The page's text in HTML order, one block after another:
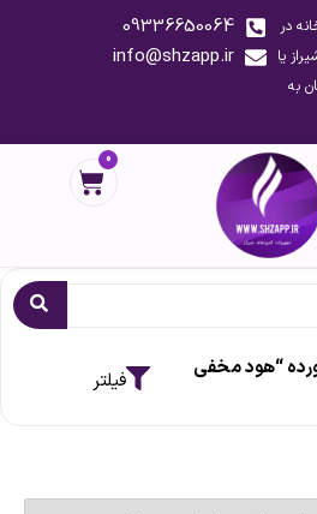
در
یا
150.000 تومان به
09336650064
info@shzapp.ir
0
“هود مخفی